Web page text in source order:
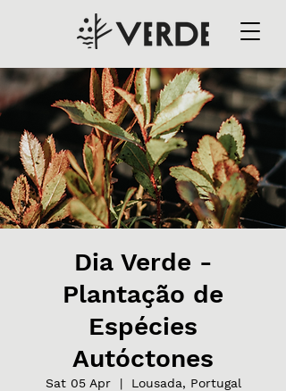
Dia Verde -
Plantação de
Espécies
Autóctones
Sat 05 Apr
  |
Lousada, Portugal